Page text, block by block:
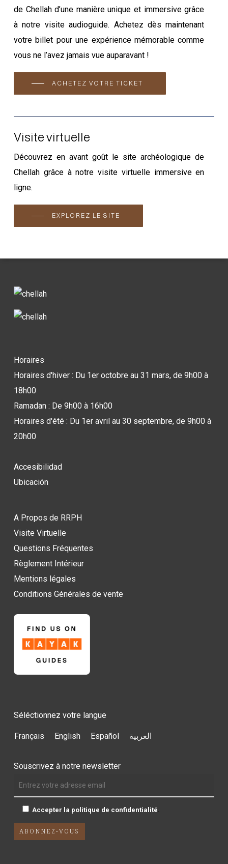
de Chellah d’une manière unique et immersive grâce
à notre visite audioguide. Achetez dès maintenant
votre billet pour une expérience mémorable comme
vous ne l’avez jamais vue auparavant !
ACHETEZ VOTRE TICKET
Visite virtuelle
Découvrez en avant goût le site archéologique de
Chellah grâce à notre visite virtuelle immersive en
ligne.
EXPLOREZ LE SITE
Horaires
Horaires d'hiver : Du 1er octobre au 31 mars, de 9h00 à
18h00
Ramadan : De 9h00 à 16h00
Horaires d'été : Du 1er avril au 30 septembre, de 9h00 à
20h00
Accesibilidad
Ubicación
A Propos de RRPH
Visite Virtuelle
Questions Fréquentes
Règlement Intérieur
Mentions légales
Conditions Générales de vente
Séléctionnez votre langue
Français English Español العربية
Souscrivez à notre newsletter
Accepter la politique de confidentialité.